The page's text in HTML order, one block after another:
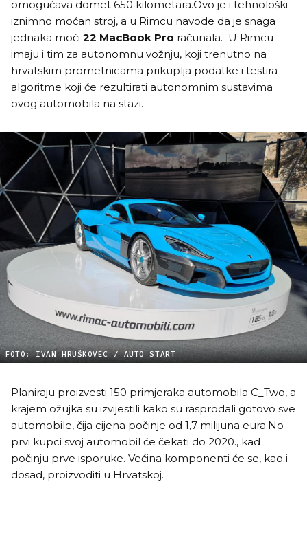
omogućava domet 650 kilometara.Ovo je i tehnološki
iznimno moćan stroj, a u Rimcu navode da je snaga
jednaka moći 22 MacBook Pro računala. U Rimcu
imaju i tim za autonomnu vožnju, koji trenutno na
hrvatskim prometnicama prikuplja podatke i testira
algoritme koji će rezultirati autonomnim sustavima
ovog automobila na stazi.
FOTO: IVAN HRUŠKOVEC / AUTO START
Planiraju proizvesti 150 primjeraka automobila C_Two, a
krajem ožujka su izvijestili kako su rasprodali gotovo sve
automobile, čija cijena počinje od 1,7 milijuna eura.No
prvi kupci svoj automobil će čekati do 2020., kad
počinju prve isporuke. Većina komponenti će se, kao i
dosad, proizvoditi u Hrvatskoj.